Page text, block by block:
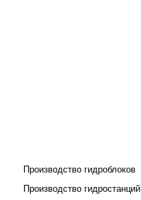
Производство гидроблоков
Производство гидростанций